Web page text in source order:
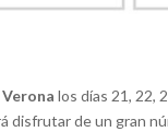
los días 21, 22,
disfrutar de un gran